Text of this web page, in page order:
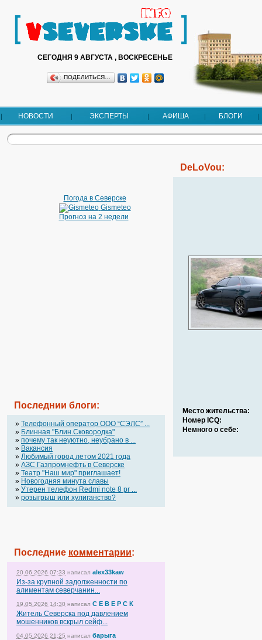
СЕГОДНЯ 9 АВГУСТА , ВОСКРЕСЕНЬЕ
ПОДЕЛИТЬСЯ…
НОВОСТИ ЭКСПЕРТЫ АФИША БЛОГИ
Погода в Северске
Gismeteo
Прогноз на 2 недели
Последнии блоги:
» Телефонный оператор OOO “СЭЛС” ...
» Блинная "Блин.Сковородка"
» почему так неуютно, неубрано в ...
» Вакансия
» Любимый город летом 2021 года
» АЗС Газпромнефть в Северске
» Театр "Наш мир" приглашает!
» Новогодняя минута славы
» Утерен телефон Redmi note 8 pr ...
» розыгрыш или хулиганство?
Последние комментарии:
20.06.2026 07:33 написал alex33kaw
Из-за крупной задолженности по
алиментам северчанин...
19.05.2026 14:30 написал С Е В Е Р С К
Житель Северска под давлением
мошенников вскрыл сейф...
04.05.2026 21:25 написал барыга
DeLoVou:
Место жительства:
Номер ICQ:
Немного о себе: